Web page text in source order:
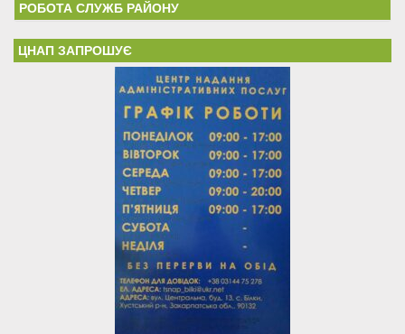
РОБОТА СЛУЖБ РАЙОНУ
ЦНАП ЗАПРОШУЄ